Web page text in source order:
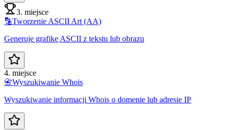
3. miejsce
🔡Tworzenie ASCII Art (AA)
Generuje grafikę ASCII z tekstu lub obrazu
4. miejsce
📇Wyszukiwanie Whois
Wyszukiwanie informacji Whois o domenie lub adresie IP